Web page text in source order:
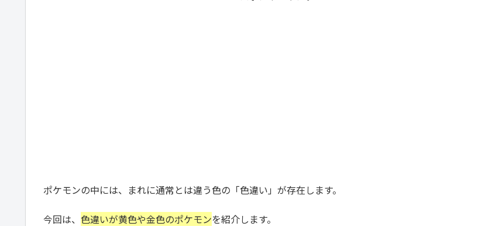
ポケモンの中には、まれに通常とは違う色の「色違い」が存在します。
今回は、 色違いが黄色や金色のポケモンを紹介します。